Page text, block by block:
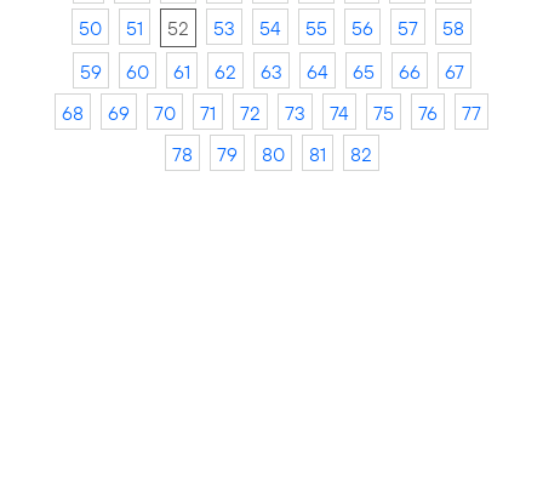
50
51 52 53 54 55 56 57
58
59
60 61 62 63 64 65 66
67
68
69 70 71 72 73 74 75 76
77
78
79 80 81 82